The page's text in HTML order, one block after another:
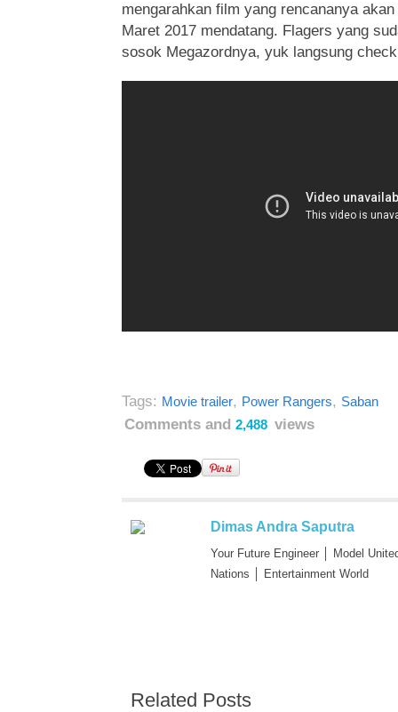
mengarahkan film yang rencananya
Maret 2017 mendatang. Flagers yang
sosok Megazordnya, yuk langsung
Tags: Movie trailer, Power Rangers, Saban
Comments and 2,488 views
Dimas Andra Saputra
Your Future Engineer │ Model
Nations │ Entertainment World
Related Posts